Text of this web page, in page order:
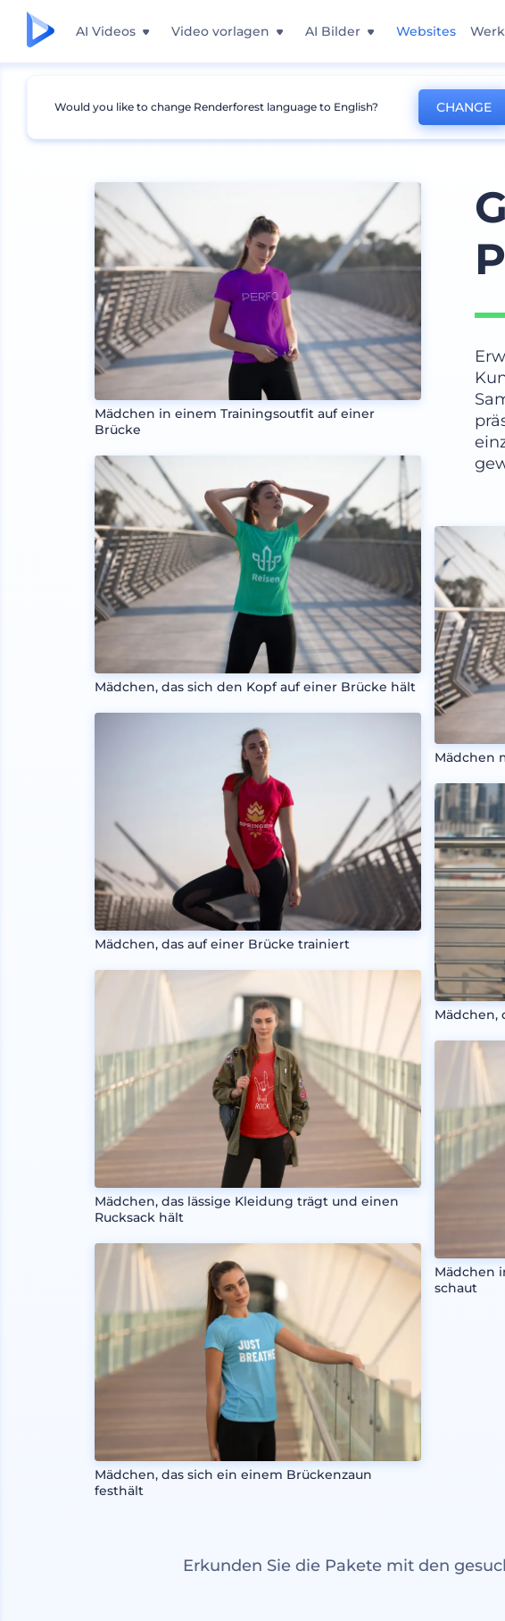
AI Videos Video vorlagen AI Bilder Websites
Mockups Bekleidung T-shirt Mockup
Mädchen in einem Trainingsoutfit auf einer
Brücke
Mädchen, das sich den Kopf auf einer Brücke hält
Mädchen, das auf einer Brücke trainiert
Mädchen, das lässige Kleidung trägt und einen
Rucksack hält
Mädchen, das sich ein einem Brückenzaun
festhält
Mädchen
Mädchen,
Mädchen
schaut
Erkunden Sie die Pakete mit den
Would you like to change Renderforest language to English? CHANGE